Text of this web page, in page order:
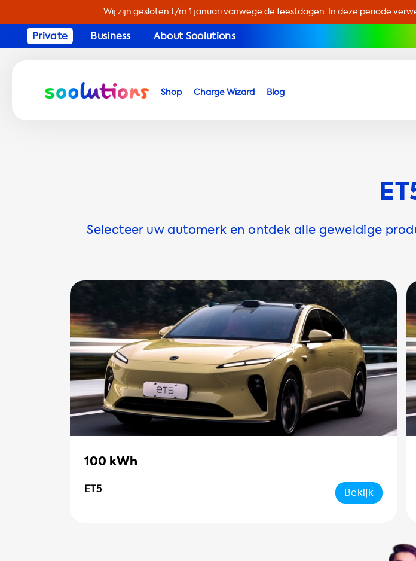
Wij zijn gesloten t/m 1 januari vanwege de feestdagen. In deze periode
Private Business About Soolutions
Shop Charge Wizard Blog
Selecteer uw automerk en ontdek alle geweldige
100 kWh
ET5 Bekijk